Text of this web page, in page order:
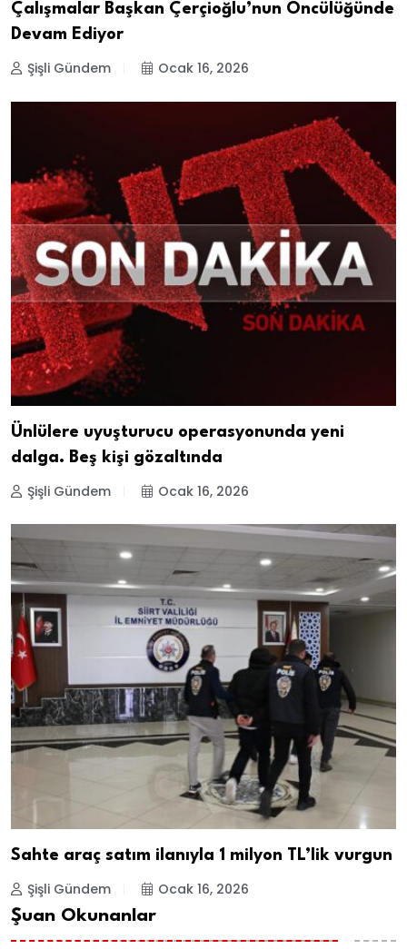
Çalışmalar Başkan Çerçioğlu’nun Öncülüğünde
Devam Ediyor
Şişli Gündem Ocak 16, 2026
Ünlülere uyuşturucu operasyonunda yeni
dalga. Beş kişi gözaltında
Şişli Gündem Ocak 16, 2026
Sahte araç satım ilanıyla 1 milyon TL’lik vurgun
Şişli Gündem
Ocak 16, 2026
Şuan Okunanlar